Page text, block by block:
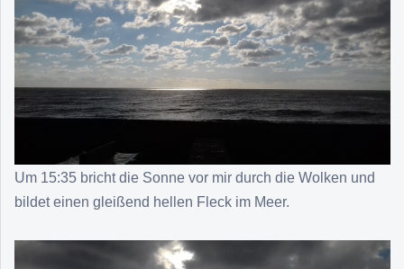
Um 15:35 bricht die Sonne vor mir durch die Wolken und
bildet einen gleißend hellen Fleck im Meer.